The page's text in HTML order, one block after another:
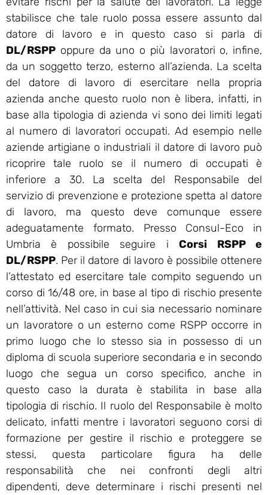
stabilisce che tale ruolo possa essere assunto dal
datore di lavoro e in questo caso si parla di
DL/RSPP oppure da uno o più lavoratori o, infine,
da un soggetto terzo, esterno all’azienda. La scelta
del datore di lavoro di esercitare nella propria
azienda anche questo ruolo non è libera, infatti, in
base alla tipologia di azienda vi sono dei limiti legati
al numero di lavoratori occupati. Ad esempio nelle
aziende artigiane o industriali il datore di lavoro può
ricoprire tale ruolo se il numero di occupati è
inferiore a 30. La scelta del Responsabile del
servizio di prevenzione e protezione spetta al datore
di lavoro, ma questo deve comunque essere
adeguatamente formato. Presso Consul-Eco in
Umbria è possibile seguire iCorsi RSPP e
DL/RSPP. Per il datore di lavoro è possibile ottenere
l’attestato ed esercitare tale compito seguendo un
corso di 16/48 ore, in base al tipo di rischio presente
nell’attività. Nel caso in cui sia necessario nominare
un lavoratore o un esterno come RSPP occorre in
primo luogo che lo stesso sia in possesso di un
diploma di scuola superiore secondaria e in secondo
luogo che segua un corso specifico, anche in
questo caso la durata è stabilita in base alla
tipologia di rischio. Il ruolo del Responsabile è molto
delicato, infatti mentre i lavoratori seguono corsi di
formazione per gestire il rischio e proteggere se
stessi, questa particolare figura ha delle
responsabilità che nei confronti degli altri
dipendenti, deve determinare i rischi presenti nel